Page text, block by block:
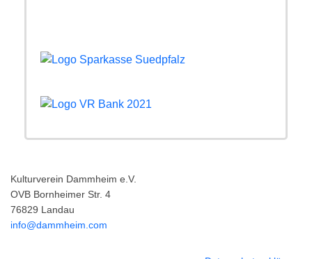
Kulturverein Dammheim e.V.
OVB Bornheimer Str. 4
76829 Landau
info@dammheim.com